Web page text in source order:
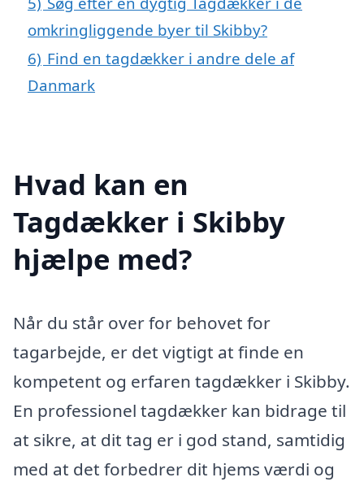
omkringliggende byer til Skibby?
6) Find en tagdækker i andre dele af
Danmark
Hvad kan en
Tagdækker i Skibby
hjælpe med?
Når du står over for behovet for
tagarbejde, er det vigtigt at finde en
kompetent og erfaren tagdækker i Skibby.
En professionel tagdækker kan bidrage til
at sikre, at dit tag er i god stand, samtidig
med at det forbedrer dit hjems værdi og